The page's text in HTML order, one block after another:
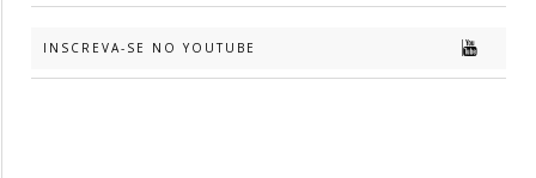
INSCREVA-SE NO YOUTUBE